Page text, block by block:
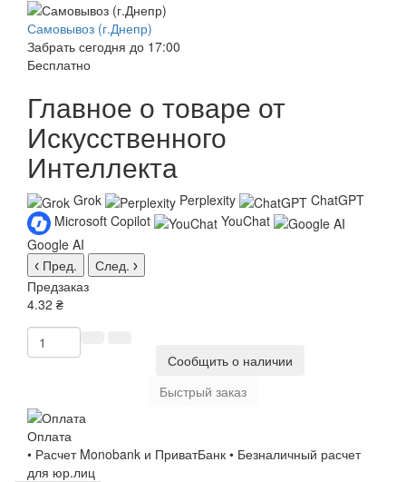
Самовывоз (г.Днепр)
Забрать сегодня до 17:00
Бесплатно
Главное о товаре от
Искусственного
Интеллекта
Grok Perplexity
ChatGPT
Microsoft Copilot
YouChat
Google AI
Пред.
След.
Предзаказ
4.32 ₴
Сообщить о наличии
Быстрый заказ
Оплата
• Расчет Monobank и ПриватБанк • Безналичный расчет
для юр.лиц